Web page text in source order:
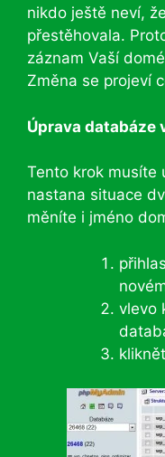
nikdo ještě neví,
přestěhovala.
záznam Vaší
Změna se projeví
Úprava databáze
Tento krok musíte
nastana situace
měníte i jméno
vlevo